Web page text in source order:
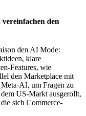
den
den AI Mode:
klare
Features, wie
den Marketplace mit
AI, um Fragen zu
US-Markt ausgerollt,
sich Commerce-